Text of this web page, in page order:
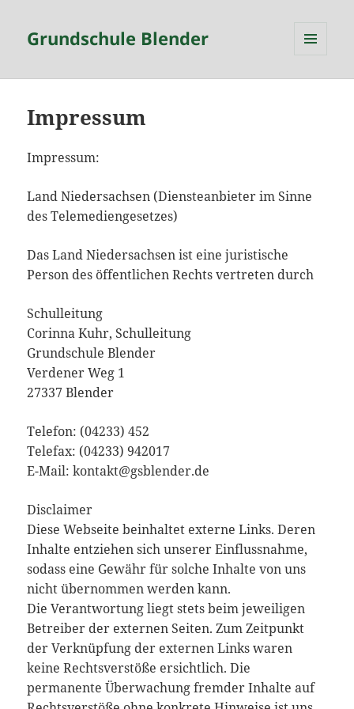
Grundschule Blender
Impressum
Impressum:
Land Niedersachsen (Diensteanbieter im Sinne
des Telemediengesetzes)
Das Land Niedersachsen ist eine juristische
Person des öffentlichen Rechtsvertreten durch
Schulleitung
Corinna Kuhr, Schulleitung
Grundschule Blender
Verdener Weg 1
27337 Blender
Telefon: (04233) 452
Telefax: (04233) 942017
E-Mail: kontakt@gsblender.de
Disclaimer
Diese Webseite beinhaltet externe Links. Deren
Inhalte entziehen sich unserer Einflussnahme,
sodass eine Gewähr für solche Inhalte von uns
nicht übernommen werden kann.
Die Verantwortung liegt stets beim jeweiligen
Betreiber der externen Seiten. Zum Zeitpunkt
der Verknüpfung der externen Links waren
keine Rechtsverstöße ersichtlich. Die
permanente Überwachung fremder Inhalte auf